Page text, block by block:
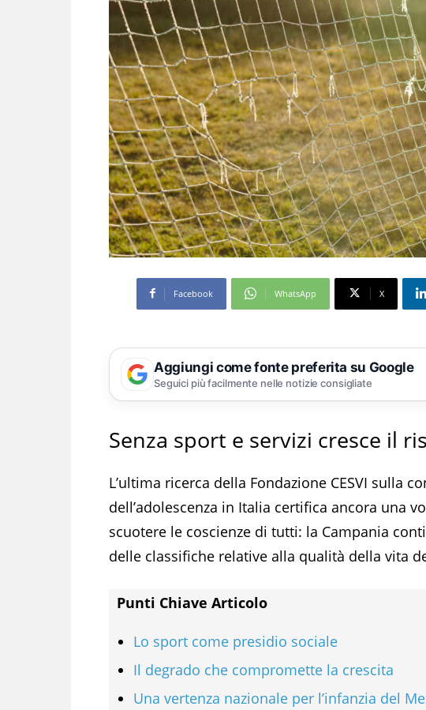
Facebook WhatsApp X
Aggiungi come fonte preferita su Google
Seguici più facilmente nelle notizie consigliate
Senza sport e servizi cresce il
L’ultima ricerca della Fondazione CESVI sulla
dell’adolescenza in Italia certifica ancora una
scuotere le coscienze di tutti: la Campania
delle classifiche relative alla qualità della vita
Punti Chiave Articolo
Lo sport come presidio sociale
Il degrado che compromette la crescita
Una vertenza nazionale per l’infanzia del